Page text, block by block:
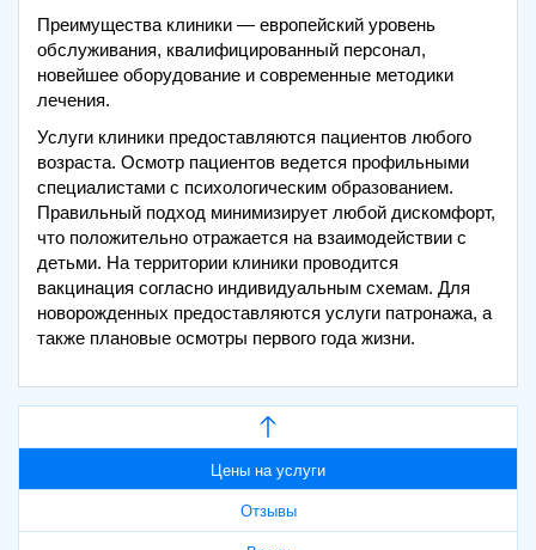
Преимущества клиники — европейский уровень
обслуживания, квалифицированный персонал,
новейшее оборудование и современные методики
лечения.
Услуги клиники предоставляются пациентов любого
возраста. Осмотр пациентов ведется профильными
специалистами с психологическим образованием.
Правильный подход минимизирует любой дискомфорт,
что положительно отражается на взаимодействии с
детьми. На территории клиники проводится
вакцинация согласно индивидуальным схемам. Для
новорожденных предоставляются услуги патронажа, а
также плановые осмотры первого года жизни.
Цены на услуги
Отзывы